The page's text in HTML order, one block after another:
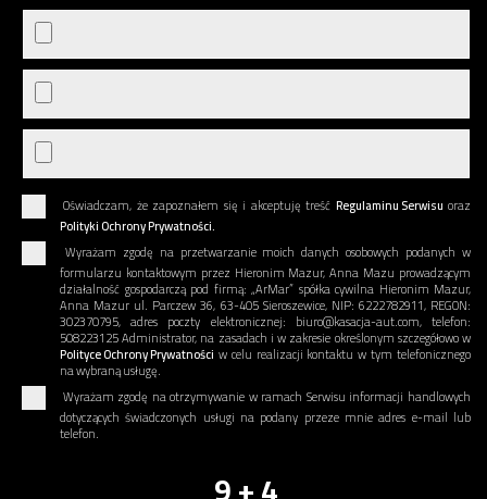
Oświadczam, że zapoznałem się i akceptuję treść Regulaminu Serwisu oraz
Polityki Ochrony Prywatności.
Wyrażam zgodę na przetwarzanie moich danych osobowych podanych w
formularzu kontaktowym przez Hieronim Mazur, Anna Mazu prowadzącym
działalność gospodarczą pod firmą: „ArMar” spółka cywilna Hieronim Mazur,
Anna Mazur ul. Parczew 36, 63-405 Sieroszewice, NIP: 6222782911, REGON:
302370795, adres poczty elektronicznej: biuro@kasacja-aut.com, telefon:
508223125 Administrator, na zasadach i w zakresie określonym szczegółowo w
Polityce Ochrony Prywatności w celu realizacji kontaktu w tym telefonicznego
na wybraną usługę.
Wyrażam zgodę na otrzymywanie w ramach Serwisu informacji handlowych
dotyczących świadczonych usługi na podany przeze mnie adres e-mail lub
telefon.